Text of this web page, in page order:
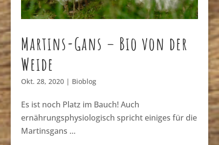
Martins-Gans – Bio von der
Weide
Okt. 28, 2020| Bioblog
Es ist noch Platz im Bauch! Auch
ernährungsphysiologisch spricht einiges für die
Martinsgans …